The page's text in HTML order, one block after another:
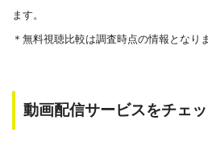
照）
す。
ます。
＊無料視聴比較は調査時点の情報となり
動画配信サービスをチェ